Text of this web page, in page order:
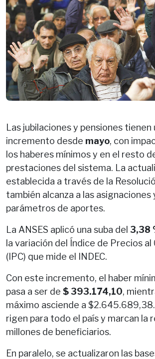
Las jubilaciones y pensiones tienen
incremento desde mayo, con
los haberes mínimos y en el resto
prestaciones del sistema. La
establecida a través de la
también alcanza a las asignaciones
parámetros de aportes.
La ANSES aplicó una suba del 3,38
la variación del Índice de Precios al
(IPC) que mide el INDEC.
Con este incremento, el haber
pasa a ser de $ 393.174,10,
máximo asciende a
rigen para todo el país y marcan la
millones de beneficiarios.
En paralelo, se actualizaron las